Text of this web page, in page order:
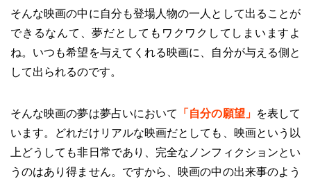
そんな映画の中に自分も登場人物の一人として出ることが
できるなんて、夢だとしてもワクワクしてしまいますよ
ね。いつも希望を与えてくれる映画に、自分が与える側と
して出られるのです。
そんな映画の夢は夢占いにおいて 「自分の願望」 を表して
います。どれだけリアルな映画だとしても、映画という以
上どうしても非日常であり、完全なノンフィクションとい
うのはあり得ません。ですから、映画の中の出来事のよう